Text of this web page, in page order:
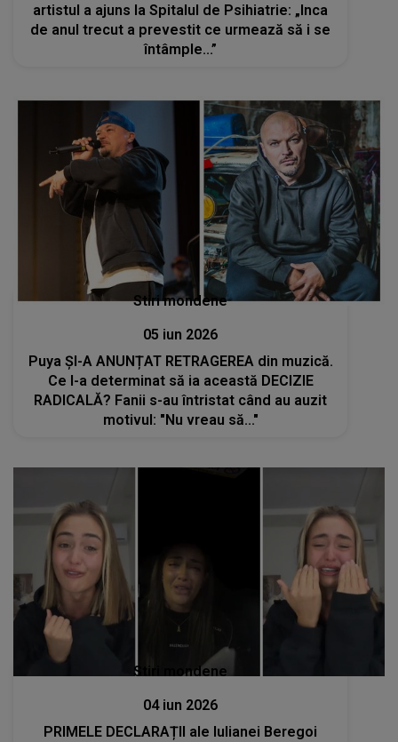
artistul a ajuns la Spitalul de Psihiatrie: „Inca
de anul trecut a prevestit ce urmează să i se
întâmple...”
Stiri mondene
05 iun 2026
Puya ȘI-A ANUNȚAT RETRAGEREA din muzică.
Ce l-a determinat să ia această DECIZIE
RADICALĂ? Fanii s-au întristat când au auzit
motivul: "Nu vreau să..."
Stiri mondene
04 iun 2026
PRIMELE DECLARAȚII ale Iulianei Beregoi